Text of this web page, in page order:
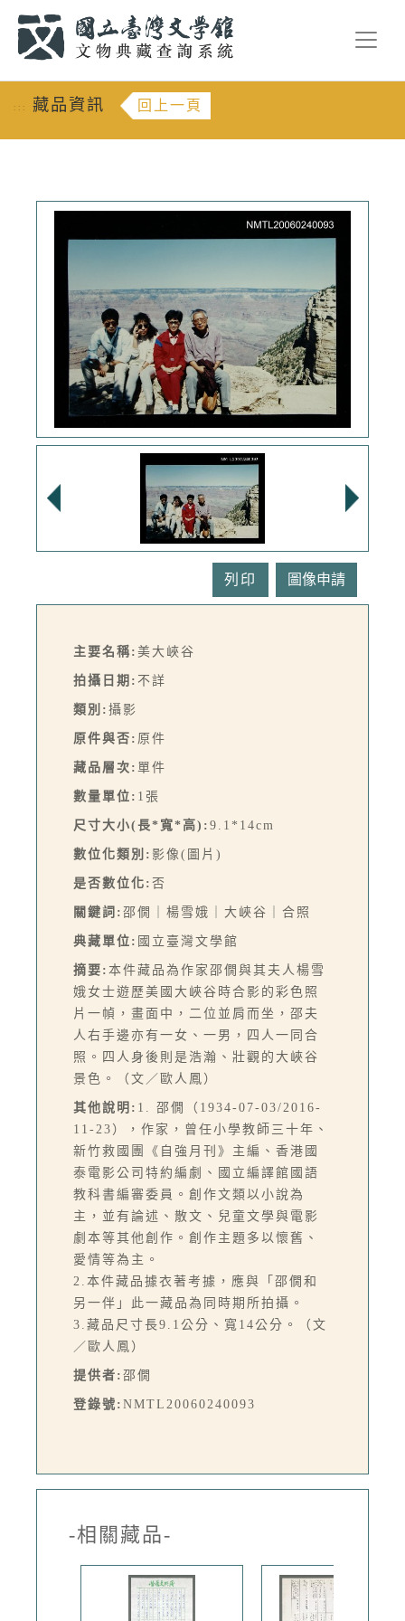
::: 藏品資訊 回上一頁
列印
主要名稱: 美大峽谷
拍攝日期: 不詳
類別: 攝影
原件與否: 原件
藏品層次: 單件
數量單位: 1張
尺寸大小(長*寬*高): 9.1*14cm
數位化類別: 影像(圖片)
是否數位化: 否
關鍵詞: 邵僩｜楊雪娥｜大峽谷｜合照
典藏單位: 國立臺灣文學館
摘要: 本件藏品為作家邵僩與其夫人楊雪
娥女士遊歷美國大峽谷時合影的彩色照
片一幀，畫面中，二位並肩而坐，邵夫
人右手邊亦有一女、一男，四人一同合
照。四人身後則是浩瀚、壯觀的大峽谷
景色。（文／歐人鳳）
其他說明: 1. 邵僩（1934-07-03/2016-
11-23），作家，曾任小學教師三十年、
新竹救國團《自強月刊》主編、香港國
泰電影公司特約編劇、國立編譯館國語
教科書編審委員。創作文類以小說為
主，並有論述、散文、兒童文學與電影
劇本等其他創作。創作主題多以懷舊、
愛情等為主。
2.本件藏品據衣著考據，應與「邵僩和
另一伴」此一藏品為同時期所拍攝。
3.藏品尺寸長9.1公分、寬14公分。（文
／歐人鳳）
提供者: 邵僩
登錄號: NMTL20060240093
-相關藏品-